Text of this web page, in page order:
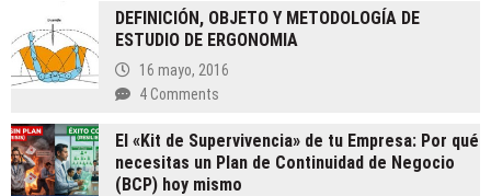
DEFINICIÓN, OBJETO Y METODOLOGÍA DE
ESTUDIO DE ERGONOMIA
16 mayo, 2016
4 Comments
El «Kit de Supervivencia» de tu Empresa: Por qué
necesitas un Plan de Continuidad de Negocio
(BCP) hoy mismo